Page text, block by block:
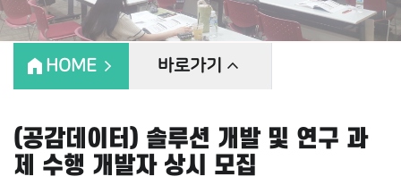
home HOMEexpand_less 바로가기 expand_less
(공감데이터) 솔루션 개발 및 연구 과
제 수행 개발자 상시 모집